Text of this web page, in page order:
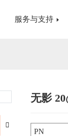
服务与支持
无影
PN